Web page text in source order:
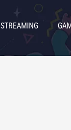
STREAMING